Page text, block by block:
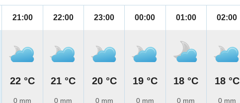
21:00
22 °C
0 mm
22:00
21 °C
0 mm
23:00
20 °C
0 mm
00:00
19 °C
0 mm
01:00
18 °C
0 mm
02:00
18 °C
0 mm